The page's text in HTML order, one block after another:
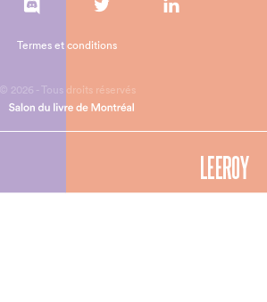
© 2026 - Tous droits réservés
Termes et conditions